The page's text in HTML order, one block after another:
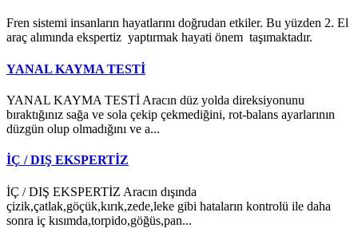
Fren sistemi insanların hayatlarını doğrudan etkiler. Bu yüzden 2. El
araç alımında ekspertiz yaptırmak hayati önem taşımaktadır.
YANAL KAYMA TESTİ
YANAL KAYMA TESTİ Aracın düz yolda direksiyonunu
bıraktığınız sağa ve sola çekip çekmediğini, rot-balans ayarlarının
düzgün olup olmadığını ve a...
İÇ / DIŞ EKSPERTİZ
İÇ / DIŞ EKSPERTİZ Aracın dışında
çizik,çatlak,göçük,kırık,zede,leke gibi hataların kontrolü ile daha
sonra iç kısımda,torpido,göğüs,pan...